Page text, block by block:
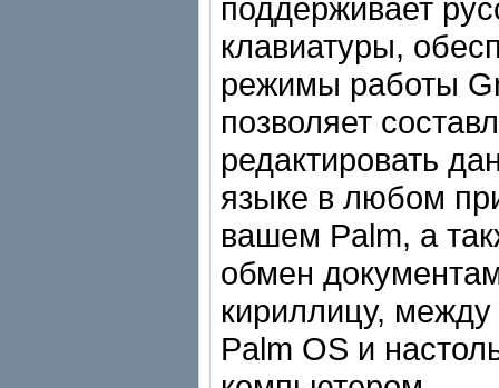
поддерживает
клавиатуры,
режимы работы
позволяет
редактировать
языке в любом
вашем Palm, а
обмен
кириллицу, между
Palm OS и